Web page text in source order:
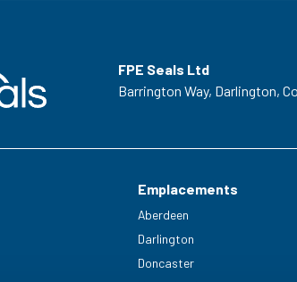
FPE Seals Ltd
Barrington Way, Darlington,
Emplacements
Aberdeen
Darlington
Doncaster